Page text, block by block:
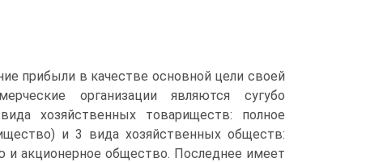
прибыли в качестве основной цели своей
организации являются сугубо
хозяйственных товариществ: полное
и 3 вида хозяйственных обществ:
и акционерное общество. Последнее имеет